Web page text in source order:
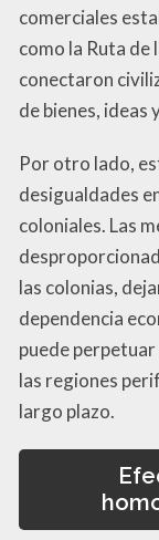
comerciales
como la Ruta de
conectaron
de bienes, ideas
Por otro lado,
desigualdades
coloniales. Las
las colonias,
dependencia
puede
las regiones
largo plazo.